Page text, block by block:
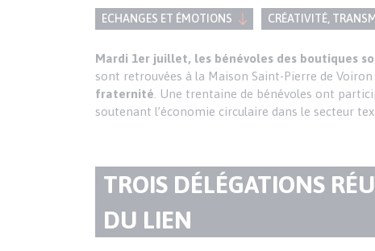
ECHANGES ET ÉMOTIONS CRÉATIVITÉ,
Paragraphes
de
contenu
Texte
Mardi 1er juillet, les bénévoles des boutiques
sont retrouvées à la Maison Saint-Pierre de
fraternité . Une trentaine de bénévoles ont
soutenant l’économie circulaire dans le secteur
TITRE
DU
TROIS DÉLÉGATIONS
DU LIEN